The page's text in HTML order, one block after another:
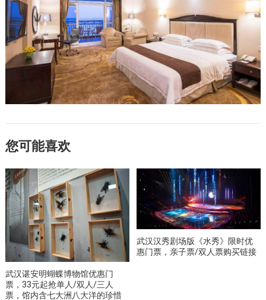
您可能喜欢
武汉谌安明蝴蝶博物馆优惠门
票，33元起抢单人/双人/三人
票，馆内含七大洲八大洋的珍惜
武汉汉秀剧场版《水秀》限时优
惠门票，亲子票/双人票购买链接